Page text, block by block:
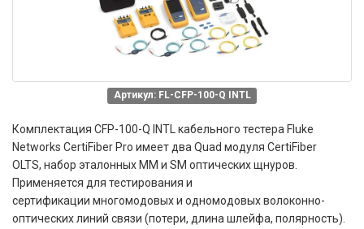
Артикул: FL-CFP-100-Q INTL
Комплектация CFP-100-Q INTL
кабельного тестера Fluke
Networks CertiFiber Pro имеет два Quad модуля CertiFiber
OLTS, набор эталонных MM и SM оптических щнуров.
Применяется для тестирования и
сертификации многомодовых и одномодовых волоконно-
оптических линий связи (потери, длина шлейфа, полярность).